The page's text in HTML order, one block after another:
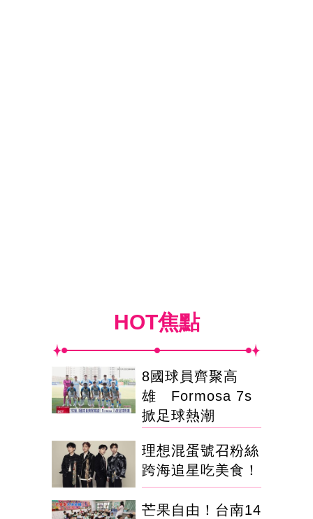
HOT焦點
8國球員齊聚高
雄 Formosa 7s
掀足球熱潮
理想混蛋號召粉絲
跨海追星吃美食！
芒果自由！台南14